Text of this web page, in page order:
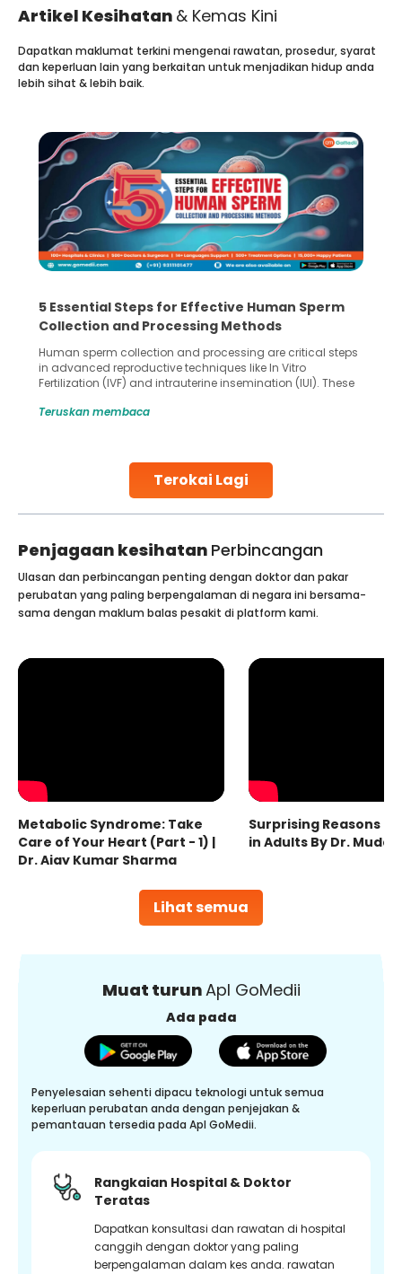
Artikel Kesihatan & Kemas Kini
Terokai Lagi
Dapatkan maklumat terkini mengenai rawatan, prosedur, syarat
dan keperluan lain yang berkaitan untuk menjadikan hidup anda
lebih sihat & lebih baik.
5 Essential Steps for Effective Human Sperm
Collection and Processing Methods
Human sperm collection and processing are critical steps
in advanced reproductive techniques like In Vitro
Fertilization (IVF) and intrauterine insemination (IUI). These
challenges and help couples achieve their dream of
collected, they process the
Teruskan membaca
Penjagaan kesihatan Perbincangan
Lihat semua
Ulasan dan perbincangan penting dengan doktor dan pakar
perubatan yang paling berpengalaman di negara ini bersama-
sama dengan maklum balas pesakit di platform kami.
Metabolic Syndrome: Take
Care of Your Heart (Part - 1) |
Dr. Ajay Kumar Sharma
Surprising Reasons
in Adults By Dr.
Muat turunApl GoMedii
Ada pada
Penyelesaian sehenti dipacu teknologi untuk semua
keperluan perubatan anda dengan penjejakan &
pemantauan tersedia pada Apl GoMedii.
Rangkaian Hospital & Doktor
Teratas
Dapatkan konsultasi dan rawatan di hospital
canggih dengan doktor yang paling
berpengalaman dalam kes anda. rawatan